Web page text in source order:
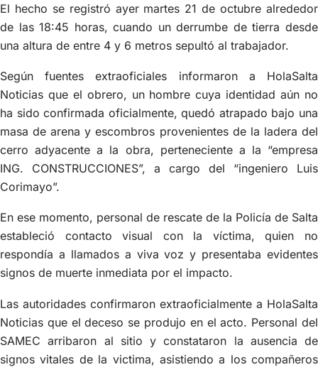
El hecho se registró ayer martes 21 de octubre alrededor
de las 18:45 horas, cuando un derrumbe de tierra desde
una altura de entre 4 y 6 metros sepultó al trabajador.
Según fuentes extraoficiales informaron a HolaSalta
Noticias que el obrero, un hombre cuya identidad aún no
ha sido confirmada oficialmente, quedó atrapado bajo una
masa de arena y escombros provenientes de la ladera del
cerro adyacente a la obra, perteneciente a la “empresa
ING. CONSTRUCCIONES”, a cargo del “ingeniero Luis
Corimayo”.
En ese momento, personal de rescate de la Policía de Salta
estableció contacto visual con la víctima, quien no
respondía a llamados a viva voz y presentaba evidentes
signos de muerte inmediata por el impacto.
Las autoridades confirmaron extraoficialmente a HolaSalta
Noticias que el deceso se produjo en el acto. Personal del
SAMEC arribaron al sitio y constataron la ausencia de
signos vitales de la victima, asistiendo a los compañeros